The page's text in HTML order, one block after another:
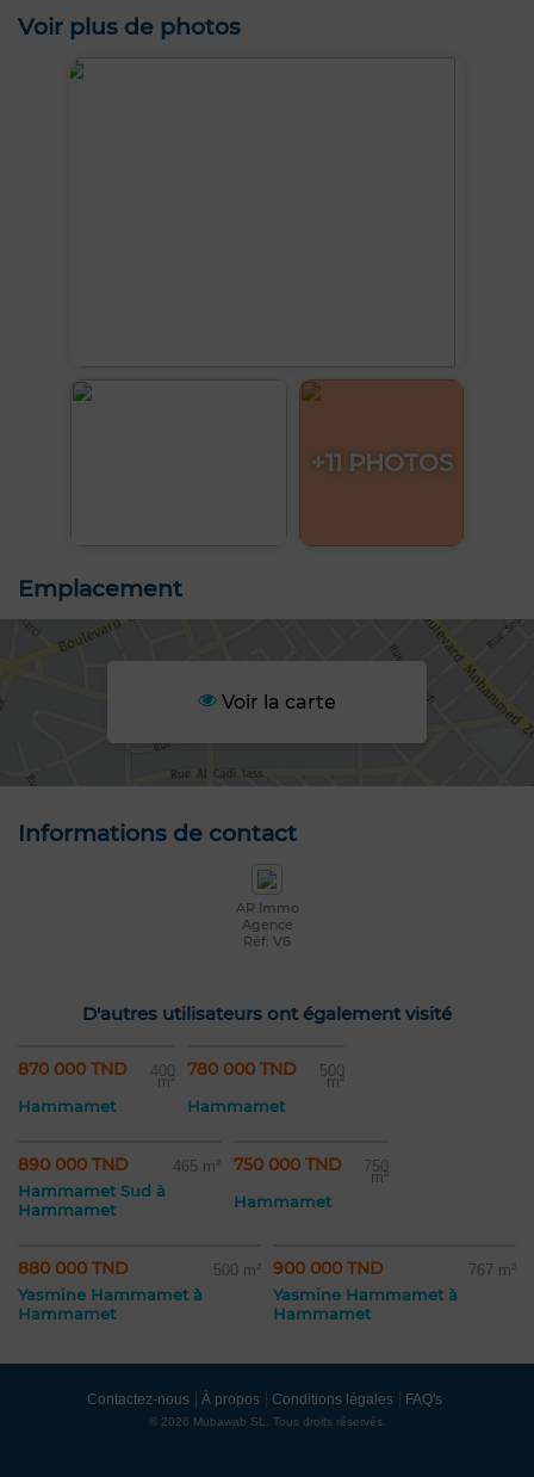
Voir plus de photos
+11 PHOTOS
Emplacement
Voir la carte
Informations de contact
AR Immo
Agence
Réf: V6
D'autres utilisateurs ont également visité
870 000 TND 400
m²
Hammamet
780 000 TND 500
m²
Hammamet
890 000 TND 465 m²
Hammamet Sud à
Hammamet
750 000 TND 750
m²
Hammamet
880 000 TND 500 m²
Yasmine Hammamet à
Hammamet
900 000 TND 767 m²
Yasmine Hammamet à
Hammamet
Contactez-nous À propos Conditions légales FAQ's
© 2026 Mubawab SL. Tous droits réservés.